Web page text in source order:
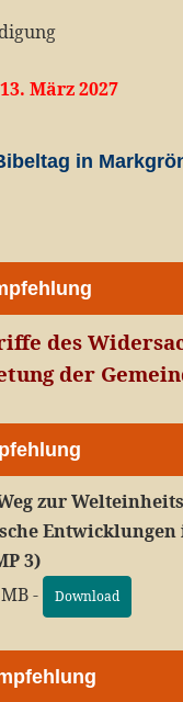
März 2027
in
des
der
zur
Entwicklungen
3)
-
Download